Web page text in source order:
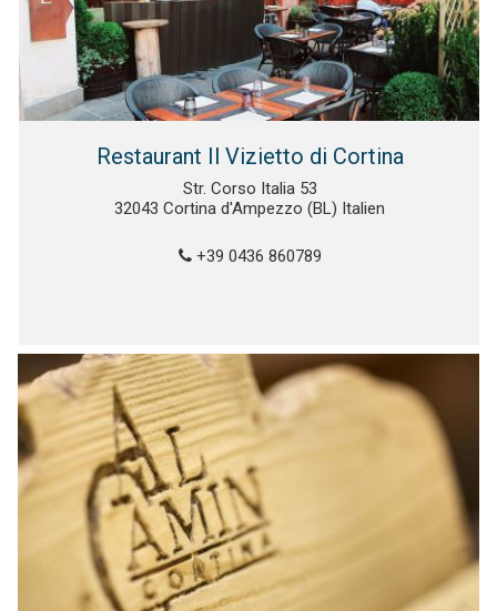
Restaurant Il Vizietto di Cortina
Str. Corso Italia 53
32043 Cortina d'Ampezzo (BL) Italien
+39 0436 860789